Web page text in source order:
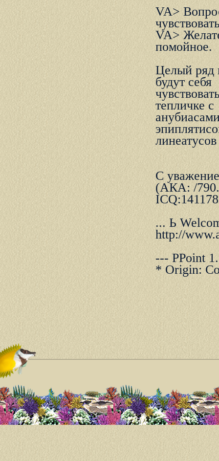
VA>
VA>
помойное.
Целый pяд
будут себя
тепличке с
С
(АКА: /
... Ь
http://
--- PPoint
* Origin: